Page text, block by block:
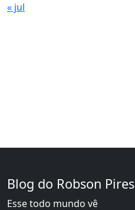
« jul
Blog do Robson Pires
Esse todo mundo vê